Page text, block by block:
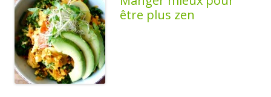
être plus zen